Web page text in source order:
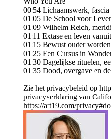
00:54 Lichaamswerk, fascia
01:05 De School voor
01:09 Wilhelm Reich,
01:11 Extase en leven
01:15 Bewust ouder
01:25 Een Cursus in
01:30 Dagelijkse rituelen,
01:35 Dood, overgave en
Zie het privacybeleid op
privacyverklaring van
https://art19.com/